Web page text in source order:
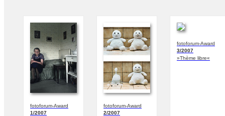
fotoforum-Award
1/2007
fotoforum-Award
2/2007
fotoforum-Award
3/2007
»Thème libre«